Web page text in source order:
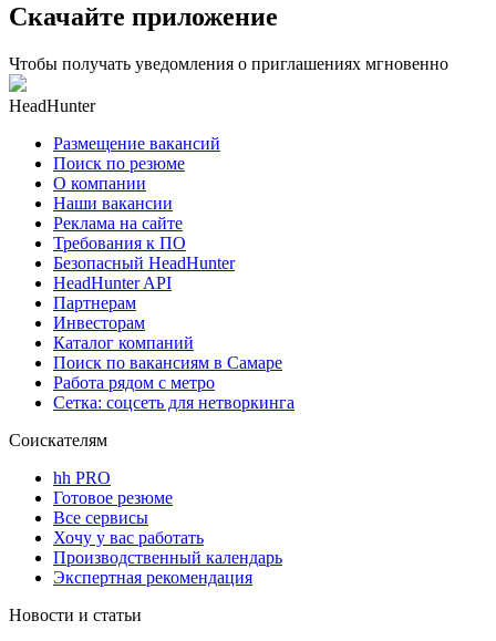
Скачайте приложение
Чтобы получать уведомления о приглашениях мгновенно
HeadHunter
Размещение вакансий
Поиск по резюме
О компании
Наши вакансии
Реклама на сайте
Требования к ПО
Безопасный HeadHunter
HeadHunter API
Партнерам
Инвесторам
Каталог компаний
Поиск по вакансиям в Самаре
Работа рядом с метро
Сетка: соцсеть для нетворкинга
Соискателям
hh PRO
Готовое резюме
Все сервисы
Хочу у вас работать
Производственный календарь
Экспертная рекомендация
Новости и статьи